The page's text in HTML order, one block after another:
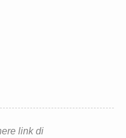
link di